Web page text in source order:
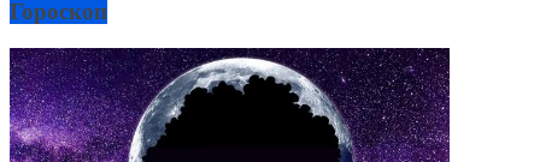
Гороскоп